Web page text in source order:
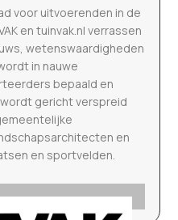
voor uitvoerenden in de
en tuinvak.nl verrassen
wetenswaardigheden
in nauwe
bepaald en
wordt gericht verspreid
en
en sportvelden.